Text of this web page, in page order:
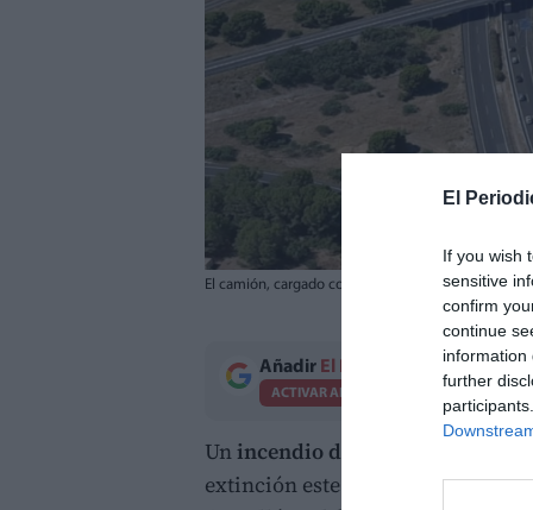
El
If you wish
sensitive
confirm
continue
information
further
El camión, cargado con palés de plástico, en
Añadir El Periodico de Aquí
ACTIVAR AHORA
Unincendio de vegetación
extinción este mediodía en la